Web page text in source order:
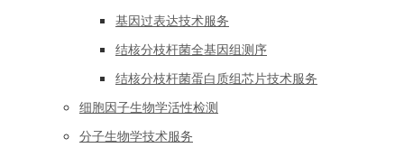
基因过表达技术服务
结核分枝杆菌全基因组测序
结核分枝杆菌蛋白质组芯片技术服务
细胞因子生物学活性检测
分子生物学技术服务